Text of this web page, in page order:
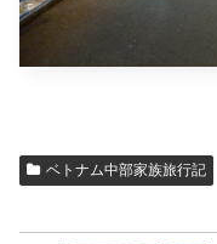
ベトナム中部家族旅行記